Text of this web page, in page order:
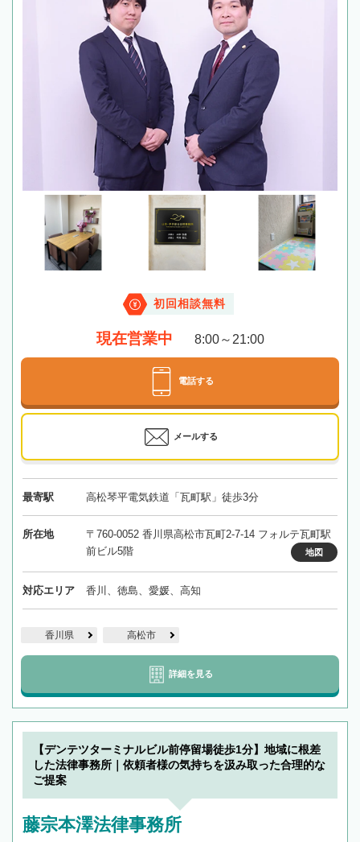
初回相談無料
現在営業中 8:00～21:00
電話する
メールする
最寄駅 高松琴平電気鉄道「瓦町駅」徒歩3分
所在地
〒760-0052 香川県高松市瓦町2-7-14 フォルテ瓦町駅
前ビル5階
地図
対応エリア 香川、徳島、愛媛、高知
香川県 高松市
詳細を見る
【デンテツターミナルビル前停留場徒歩1分】地域に根差
した法律事務所｜依頼者様の気持ちを汲み取った合理的な
ご提案
藤宗本澤法律事務所